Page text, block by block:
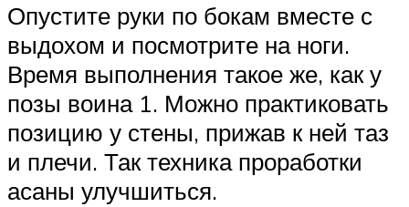
Опустите руки по бокам вместе с
выдохом и посмотрите на ноги.
Время выполнения такое же, как у
позы воина 1. Можно практиковать
позицию у стены, прижав к ней таз
и плечи. Так техника проработки
асаны улучшиться.